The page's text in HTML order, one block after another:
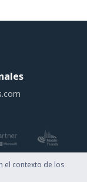
el contexto de los